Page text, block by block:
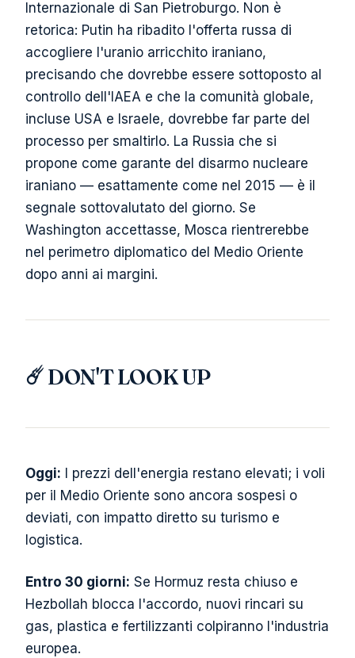
Internazionale di San Pietroburgo. Non è
retorica: Putin ha ribadito l'offerta russa di
accogliere l'uranio arricchito iraniano,
precisando che dovrebbe essere sottoposto al
controllo dell'IAEA e che la comunità globale,
incluse USA e Israele, dovrebbe far parte del
processo per smaltirlo. La Russia che si
propone come garante del disarmo nucleare
iraniano — esattamente come nel 2015 — è il
segnale sottovalutato del giorno. Se
Washington accettasse, Mosca rientrerebbe
nel perimetro diplomatico del Medio Oriente
dopo anni ai margini.
☄️ DON'T LOOK UP
Oggi: I prezzi dell'energia restano elevati; i voli
per il Medio Oriente sono ancora sospesi o
deviati, con impatto diretto su turismo e
logistica.
Entro 30 giorni: Se Hormuz resta chiuso e
Hezbollah blocca l'accordo, nuovi rincari su
gas, plastica e fertilizzanti colpiranno l'industria
europea.